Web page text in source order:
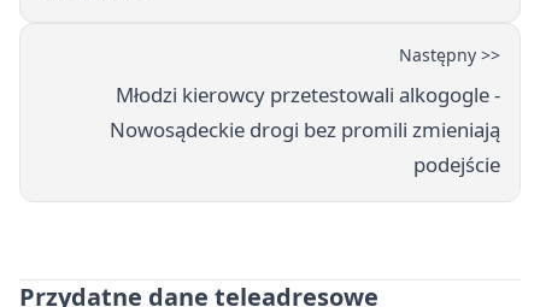
Następny >>
Młodzi kierowcy przetestowali alkogogle -
Nowosądeckie drogi bez promili zmieniają
podejście
Przydatne dane teleadresowe